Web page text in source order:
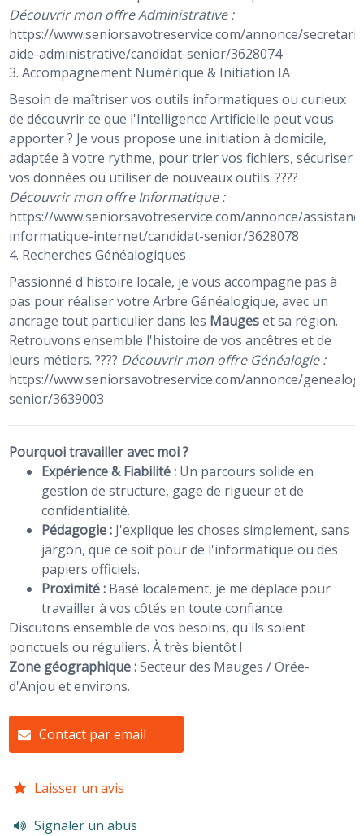
Découvrir mon offre Administrative :
https://www.seniorsavotreservice.com/annonce/
aide-administrative/candidat-senior/3628074
3. Accompagnement Numérique & Initiation IA
Besoin de maîtriser vos outils informatiques ou curieux
de découvrir ce que l'Intelligence Artificielle peut vous
apporter ? Je vous propose une initiation à domicile,
adaptée à votre rythme, pour trier vos fichiers, sécuriser
vos données ou utiliser de nouveaux outils. ????
Découvrir mon offre Informatique :
https://www.seniorsavotreservice.com/annonce/
informatique-internet/candidat-senior/3628078
4. Recherches Généalogiques
Passionné d'histoire locale, je vous accompagne pas à
pas pour réaliser votre Arbre Généalogique, avec un
ancrage tout particulier dans les Maugeset sa région.
Retrouvons ensemble l'histoire de vos ancêtres et de
leurs métiers. ???? Découvrir mon offre Généalogie :
https://www.seniorsavotreservice.com/annonce/
senior/3639003
Pourquoi travailler avec moi ?
Expérience & Fiabilité : Un parcours solide en
gestion de structure, gage de rigueur et de
confidentialité.
Pédagogie : J'explique les choses simplement, sans
jargon, que ce soit pour de l'informatique ou des
papiers officiels.
Proximité : Basé localement, je me déplace pour
travailler à vos côtés en toute confiance.
Discutons ensemble de vos besoins, qu'ils soient
ponctuels ou réguliers. À très bientôt !
Zone géographique :Secteur des Mauges / Orée-
d'Anjou et environs.
Contact par email
Laisser un avis
Signaler un abus